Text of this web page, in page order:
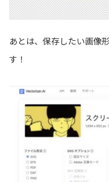
あとは、保存したい画像
す！